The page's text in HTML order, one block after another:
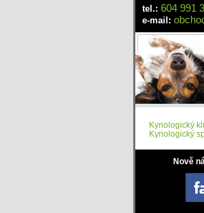
tel.: 604 991
e-mail:
Kynologický
Kynologický
Nově